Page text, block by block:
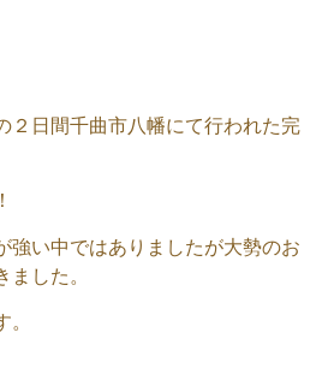
２日間千曲市八幡にて行われた完
強い中ではありましたが大勢のお
した。